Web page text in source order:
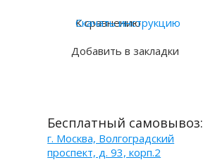
К сравнению
Добавить в закладки
Скачать инструкцию
Бесплатный самовывоз:
г. Москва, Волгоградский
проспект, д. 93, корп.2